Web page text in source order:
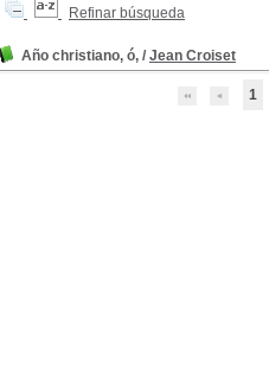
Refinar búsqueda
Año christiano, ó, / Jean Croiset
1